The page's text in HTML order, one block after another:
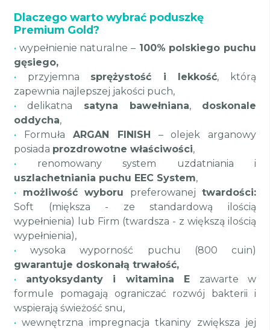
Dlaczego warto wybrać poduszkę
Premium Gold?
• wypełnienie naturalne – 100% polskiego puchu
gęsiego,
• przyjemna sprężystość i lekkość, którą
zapewnia najlepszej jakości puch,
•delikatna satyna bawełniana, doskonale
oddycha,
• Formuła ARGAN FINISH – olejek arganowy
posiada prozdrowotne właściwości,
• renomowany system uzdatniania i
uszlachetniania puchu EEC System,
•
możliwość wyboru preferowanej twardości:
Soft (miększa - ze standardową ilością
wypełnienia) lub Firm (twardsza - z większą ilością
wypełnienia),
• wysoka wyporność puchu (800 cuin)
gwarantuje doskonałą trwałość,
• antyoksydanty i witamina E zawarte w
formule pomagają ograniczać rozwój bakterii i
wspierają świeżość snu,
•wewnętrzna impregnacja tkaniny zwiększa jej